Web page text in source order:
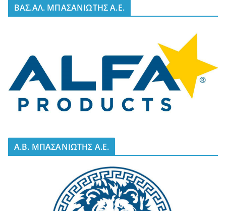
BΑΣ.ΑΛ. ΜΠΑΣΑΝΙΩΤΗΣ Α.Ε.
A.B. ΜΠΑΣΑΝΙΩΤΗΣ Α.Ε.